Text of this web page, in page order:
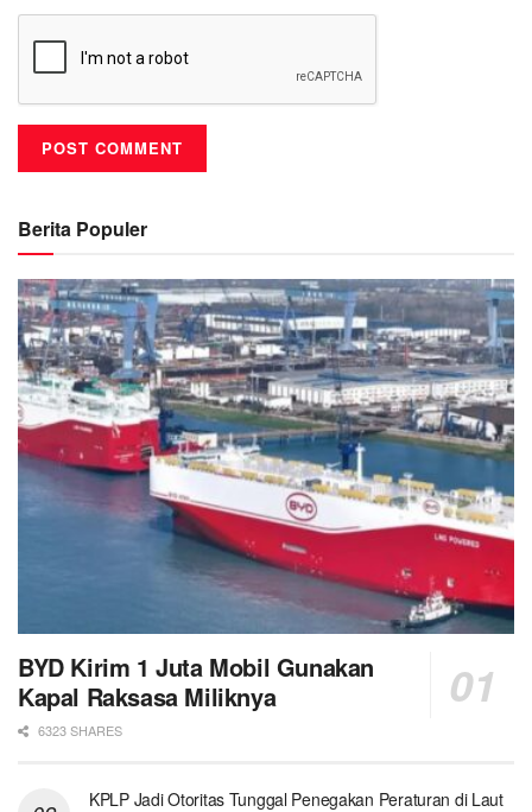
Berita Populer
BYD Kirim 1 Juta Mobil Gunakan
Kapal Raksasa Miliknya
6323 SHARES
KPLP Jadi Otoritas Tunggal Penegakan Peraturan di Laut